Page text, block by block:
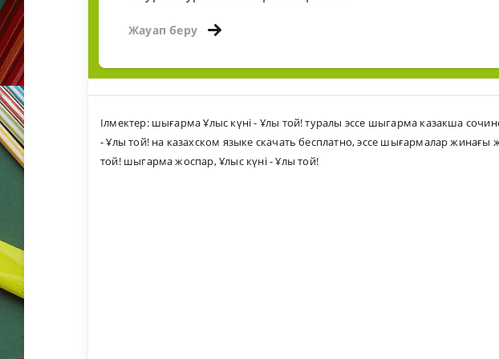
Жауап беру
Ілмектер: шығарма Ұлыс күні - Ұлы той! туралы эссе шыгарма казакша
- Ұлы той! на казахском языке скачать бесплатно,эссе шығармалар жинағы
той! шыгарма жоспар,Ұлыс күні - Ұлы той!